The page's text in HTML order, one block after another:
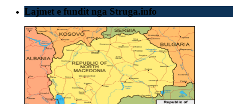
Lajmet e fundit nga Struga.info